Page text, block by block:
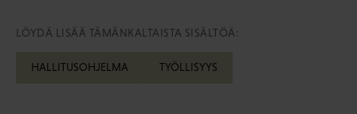
LÖYDÄ LISÄÄ TÄMÄNKALTAISTA SISÄLTÖÄ:
HALLITUSOHJELMA TYÖLLISYYS